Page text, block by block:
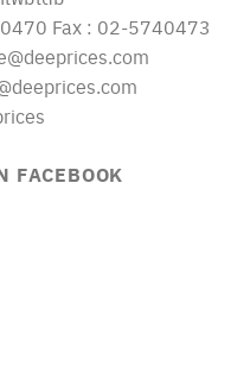
Fax : 02-5740473
FACEBOOK